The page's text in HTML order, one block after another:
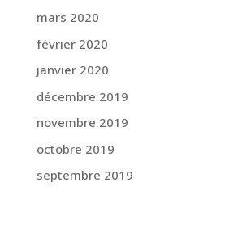
mars 2020
février 2020
janvier 2020
décembre 2019
novembre 2019
octobre 2019
septembre 2019